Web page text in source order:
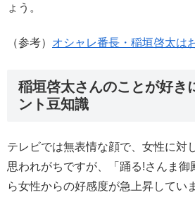
ょう。
（参考） オシャレ番長・稲垣啓太は
稲垣啓太さんのことが好き
ント豆知識
テレビでは無表情な顔で、女性に対
思われがちですが、「踊る!さんま御
ら女性からの好感度が急上昇してい